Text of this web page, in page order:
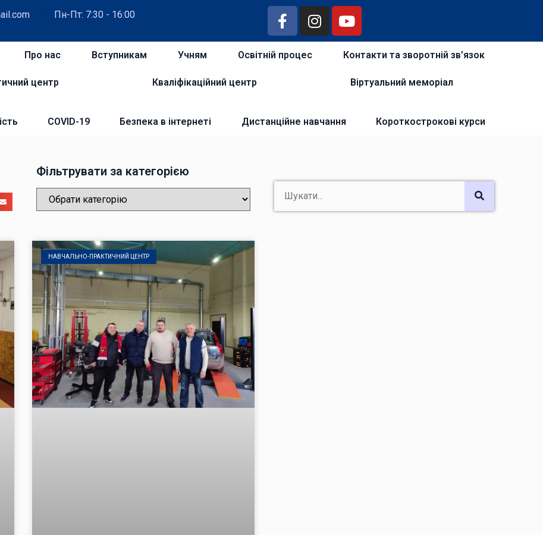
Пн-Пт: 7:30 - 16:00
Про нас Вступникам Учням Освітній процес Контакти та зворотній зв’язок
центр Кваліфікаційний центр Віртуальний меморіал
COVID-19 Безпека в інтернеті Дистанційне навчання Короткострокові курси
Фільтрувати за категорією
НАВЧАЛЬНО-ПРАКТИЧНИЙ ЦЕНТР